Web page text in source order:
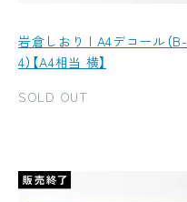
岩倉しおり | A4デコール（B-
4）【A4相当 横】
SOLD OUT